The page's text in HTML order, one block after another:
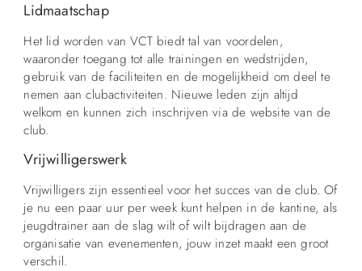
Lidmaatschap
Het lid worden van VCT biedt tal van voordelen,
waaronder toegang tot alle trainingen en wedstrijden,
gebruik van de faciliteiten en de mogelijkheid om deel te
nemen aan clubactiviteiten. Nieuwe leden zijn altijd
welkom en kunnen zich inschrijven via de website van de
club.
Vrijwilligerswerk
Vrijwilligers zijn essentieel voor het succes van de club. Of
je nu een paar uur per week kunt helpen in de kantine, als
jeugdtrainer aan de slag wilt of wilt bijdragen aan de
organisatie van evenementen, jouw inzet maakt een groot
verschil.